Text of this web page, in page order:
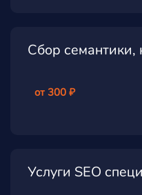
Сбор семантики,
от 300 ₽
Услуги SEO